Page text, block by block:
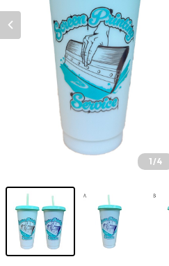
1/4